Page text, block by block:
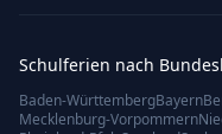
Schulferien nach
Baden-WürttembergBayern
Mecklenburg-Vorpommern